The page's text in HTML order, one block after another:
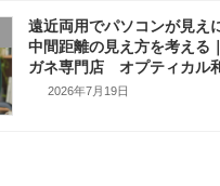
遠近両用でパソコンが見え
中間距離の見え方を考える
ガネ専門店 オプティカル
2026年7月19日